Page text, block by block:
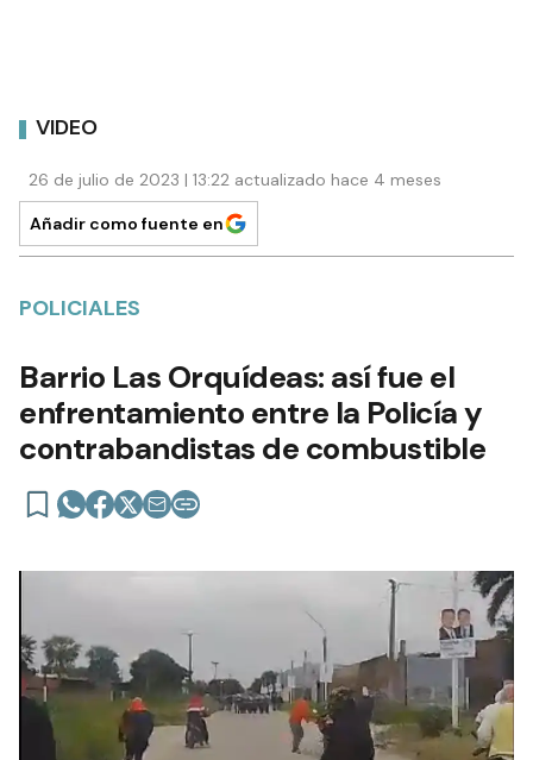
VIDEO
26 de julio de 2023 | 13:22 actualizado hace 4 meses
Añadir como fuente en
POLICIALES
Barrio Las Orquídeas: así fue el
enfrentamiento entre la Policía y
contrabandistas de combustible